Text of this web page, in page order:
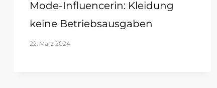
Mode-Influencerin: Kleidung
keine Betriebsausgaben
22. März 2024